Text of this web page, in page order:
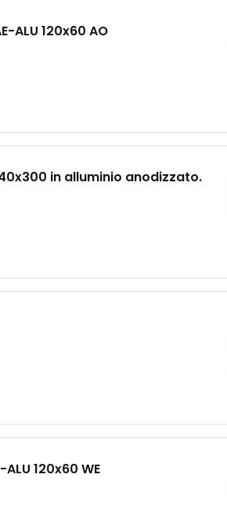
ALU 120x60 AO
in alluminio anodizzato.
120x60 WE